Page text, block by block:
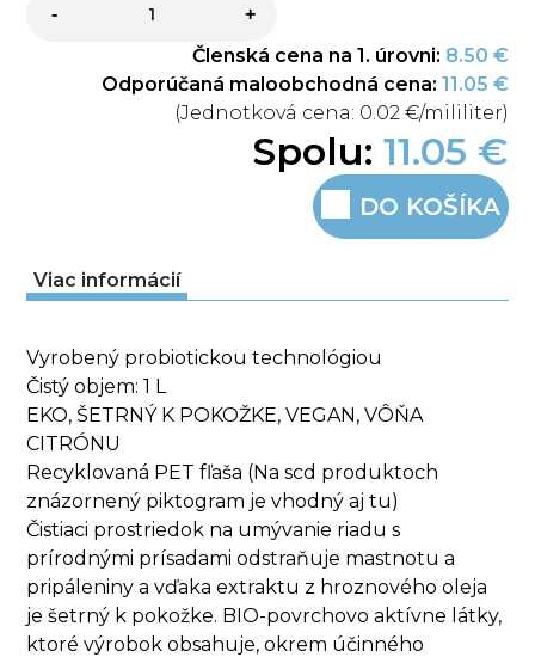
- +
Členská cena na 1. úrovni: 8.50 €
Odporúčaná maloobchodná cena: 11.05 €
(Jednotková cena: 0.02 €/mililiter)
Spolu: 11.05 €
DO KOŠÍKA
Viac informácií
Vyrobený probiotickou technológiou
Čistý objem: 1 L
EKO, ŠETRNÝ K POKOŽKE, VEGAN, VÔŇA
CITRÓNU
Recyklovaná PET fľaša (Na scd produktoch
znázornený piktogram je vhodný aj tu)
Čistiaci prostriedok na umývanie riadu s
prírodnými prísadami odstraňuje mastnotu a
pripáleniny a vďaka extraktu z hroznového oleja
je šetrný k pokožke. BIO-povrchovo aktívne látky,
ktoré výrobok obsahuje, okrem účinného